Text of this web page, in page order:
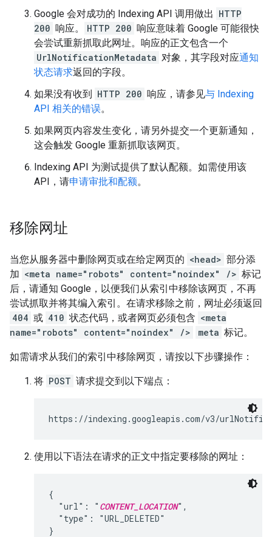
Google 会对成功的 Indexing API 调用做出 HTTP
200 响应。 HTTP 200 响应意味着 Google 可能很快
会尝试重新抓取此网址。响应的正文包含一个
UrlNotificationMetadata 对象，其字段对应通知
状态请求返回的字段。
如果没有收到 HTTP 200 响应，请参见与 Indexing
API 相关的错误。
如果网页内容发生变化，请另外提交一个更新通知，
这会触发 Google 重新抓取该网页。
Indexing API 为测试提供了默认配额。如需使用该
API，请申请审批和配额。
移除网址
当您从服务器中删除网页或在给定网页的 <head> 部分添
加 <meta name="robots" content="noindex" /> 标记
后，请通知 Google，以便我们从索引中移除该网页，不再
尝试抓取并将其编入索引。在请求移除之前，网址必须返回
404 或 410 状态代码，或者网页必须包含 <meta
name="robots" content="noindex" />
meta 标记。
如需请求从我们的索引中移除网页，请按以下步骤操作：
将 POST 请求提交到以下端点：
https://indexing.googleapis.com/v3/
使用以下语法在请求的正文中指定要移除的网址：
{
  "url": "
CONTENT_LOCATION",
  "type": "URL_DELETED"
}